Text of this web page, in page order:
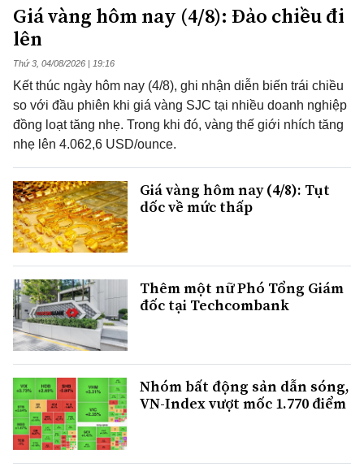
Giá vàng hôm nay (4/8): Đảo chiều đi
lên
Thứ 3, 04/08/2026 | 19:16
Kết thúc ngày hôm nay (4/8), ghi nhận diễn biến trái chiều
so với đầu phiên khi giá vàng SJC tại nhiều doanh nghiệp
đồng loạt tăng nhẹ. Trong khi đó, vàng thế giới nhích tăng
nhẹ lên 4.062,6 USD/ounce.
Giá vàng hôm nay (4/8): Tụt
dốc về mức thấp
Thêm một nữ Phó Tổng Giám
đốc tại Techcombank
Nhóm bất động sản dẫn sóng,
VN-Index vượt mốc 1.770 điểm